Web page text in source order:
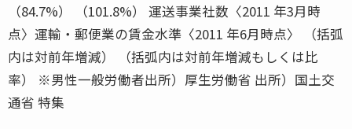
（84.7%） （101.8%） 運送事業社数〈2011 年3月時
点〉運輸・郵便業の賃金水準〈2011 年6月時点〉 （括弧
内は対前年増減） （括弧内は対前年増減もしくは比
率） ※男性一般労働者出所）厚生労働省 出所）国土交
通省 特集